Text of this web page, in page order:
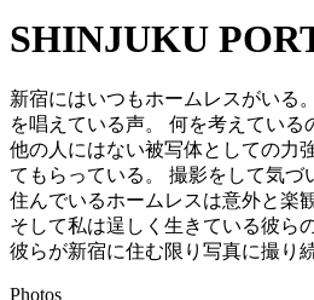
SHINJUKU
新宿にはいつもホームレスがいる
を唱えている声。 何を考えている
他の人にはない被写体としての力
てもらっている。 撮影をして気づ
住んでいるホームレスは意外と楽
そして私は逞しく生きている彼ら
彼らが新宿に住む限り写真に撮り
Photos